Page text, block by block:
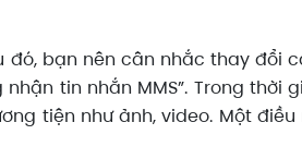
bạn nên cân nhắc thay đổi
tin nhắn MMS”. Trong
tiện như ảnh, video. Một